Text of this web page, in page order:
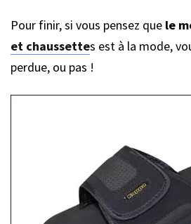
Pour finir, si vous pensez que le
et chaussettes est à la mode,
perdue, ou pas !